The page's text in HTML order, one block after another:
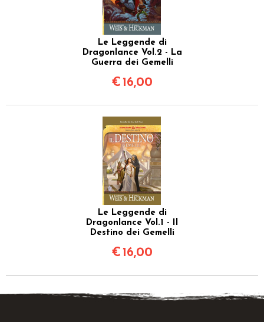
Le Leggende di
Dragonlance Vol.2 - La
Guerra dei Gemelli
€ 16,00
Le Leggende di
Dragonlance Vol.1 - Il
Destino dei Gemelli
€ 16,00